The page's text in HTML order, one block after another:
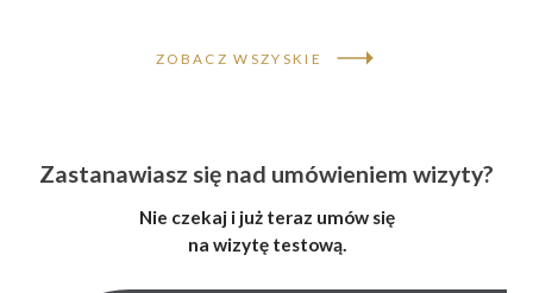
ZOBACZ WSZYSKIE
Zastanawiasz się nad umówieniem wizyty?
Nie czekaj i już teraz umów się
na wizytę testową.